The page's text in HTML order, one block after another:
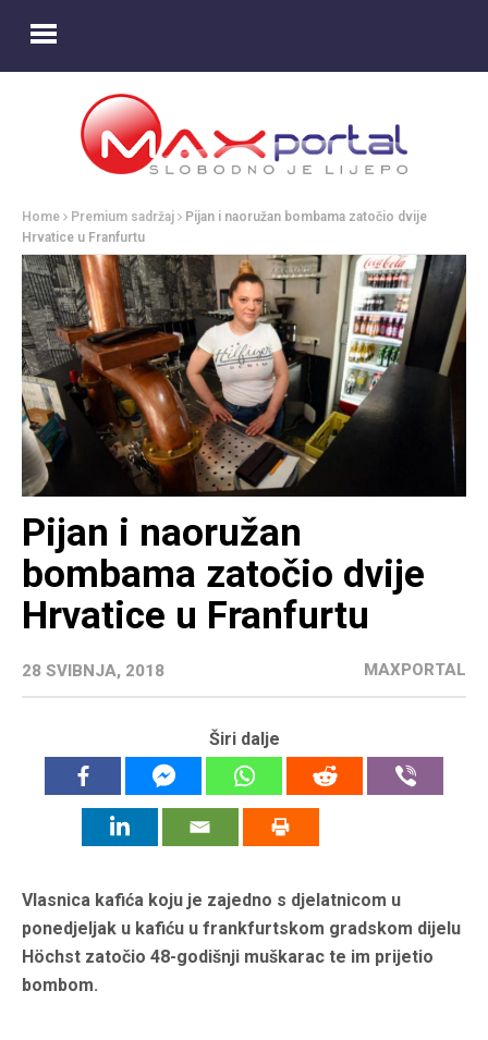
Home Premium sadržaj
Pijan i naoružan bombama zatočio dvije
Hrvatice u Franfurtu
Pijan i naoružan
bombama zatočio dvije
Hrvatice u Franfurtu
28 SVIBNJA, 2018 MAXPORTAL
Širi dalje
Vlasnica kafića koju je zajedno s djelatnicom u
ponedjeljak u kafiću u frankfurtskom gradskom dijelu
Höchst zatočio 48-godišnji muškarac te im prijetio
bombom.